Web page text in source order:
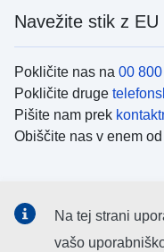
Navežite stik z EU
Pokličite nas na 00
Pokličite druge
Pišite nam prek
Obiščite nas v enem od
Iskanje podružbenih
Na tej strani
vašo